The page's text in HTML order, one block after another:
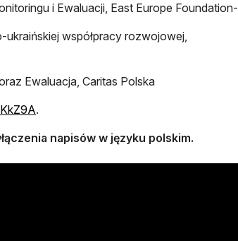
i Ewaluacji, East Europe Foundation-
ukraińskiej współpracy rozwojowej,
Ewaluacja, Caritas Polska
otwiera się w nowej karcie
.
napisów w języku polskim.